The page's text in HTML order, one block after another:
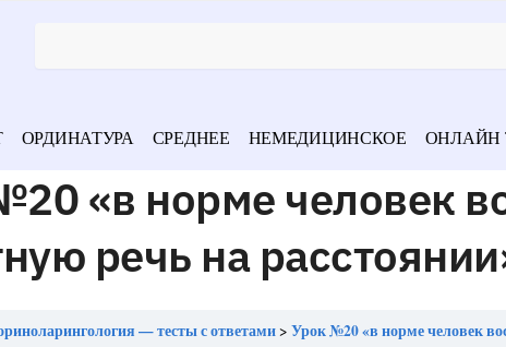
ОРДИНАТУРА СРЕДНЕЕ НЕМЕДИЦИНСКОЕ ОНЛАЙН
«в норме человек
речь на
— тесты с ответами Урок №20 «в норме человек